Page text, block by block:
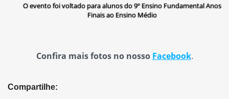
O evento foi voltado para alunos do 9º Ensino Fundamental Anos
Finais ao Ensino Médio
Confira mais fotos no nosso Facebook.
Compartilhe: